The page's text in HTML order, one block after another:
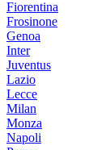
Fiorentina
Frosinone
Genoa
Inter
Juventus
Lazio
Lecce
Milan
Monza
Napoli